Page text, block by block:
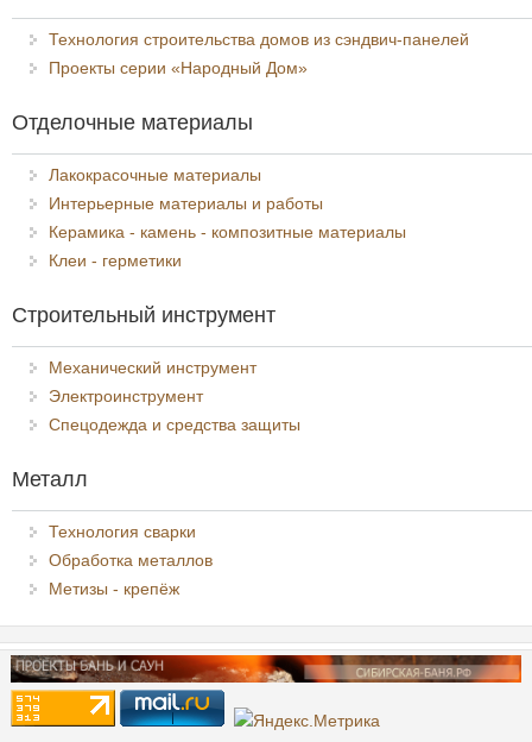
Технология строительства домов из сэндвич-панелей
Проекты серии «Народный Дом»
Отделочные материалы
Лакокрасочные материалы
Интерьерные материалы и работы
Керамика - камень - композитные материалы
Клеи - герметики
Строительный инструмент
Механический инструмент
Электроинструмент
Спецодежда и средства защиты
Металл
Технология сварки
Обработка металлов
Метизы - крепёж